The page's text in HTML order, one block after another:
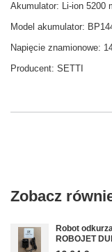
Akumulator: Li-ion 5200
Model akumulator:
Napięcie znamionowe:
Producent: SETTI
Zobacz
Robot
ROBOJET